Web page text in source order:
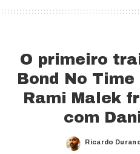
O primeiro
Bond No
Rami Malek
com
Posted
Ricardo